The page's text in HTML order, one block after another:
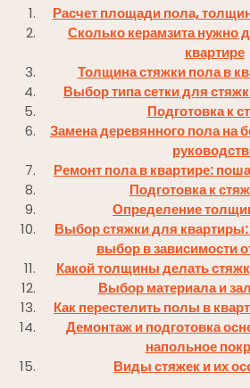
Расчет площади пола,
Сколько керамзита нужно
квартире
Толщина стяжки пола в
Выбор типа сетки для
Подготовка к
Замена деревянного пола на
Ремонт пола в квартире:
Подготовка к
Определение
Выбор стяжки для
выбор в зависимости
Какой толщины делать
Выбор материала и
Как перестелить полы в
Демонтаж и подготовка
напольное
Виды стяжек и их